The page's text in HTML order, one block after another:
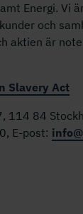
Energi. Vi
och
aktien är
Slavery Act
114 84
E-post: